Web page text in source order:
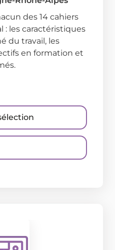
des 14 cahiers
: les caractéristiques
du travail, les
en formation et